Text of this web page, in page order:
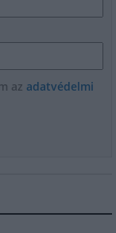
az adatvédelmi